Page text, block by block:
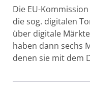
Die EU-
die sog. digitalen
über digitale
haben dann sechs
denen sie mit dem